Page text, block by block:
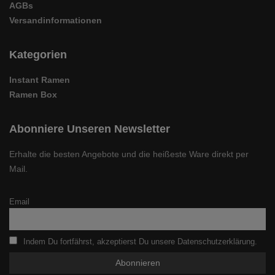
AGBs
Versandinformationen
Kategorien
Instant Ramen
Ramen Box
Abonniere Unseren Newsletter
Erhalte die besten Angebote und die heißeste Ware direkt per
Mail.
Email
Indem Du fortfährst, akzeptierst Du unsere Datenschutzerklärung.